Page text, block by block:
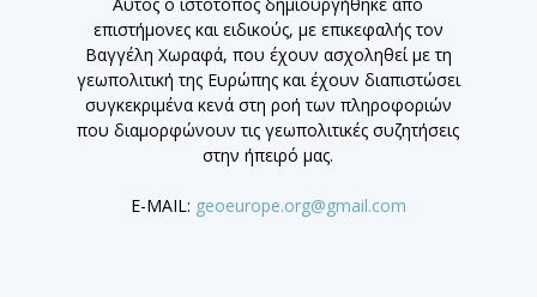
επιστήμονες και ειδικούς, με επικεφαλής τον
Βαγγέλη Χωραφά, που έχουν ασχοληθεί με τη
γεωπολιτική της Ευρώπης και έχουν διαπιστώσει
συγκεκριμένα κενά στη ροή των πληροφοριών
που διαμορφώνουν τις γεωπολιτικές συζητήσεις
στην ήπειρό μας.
E-MAIL: geoeurope.org@gmail.com